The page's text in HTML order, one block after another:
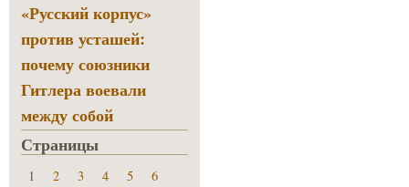
«Русский корпус»
против усташей:
почему союзники
Гитлера воевали
между собой
Страницы
1 2 3 4 5 6